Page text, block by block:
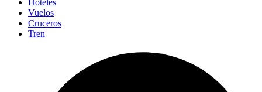
Hoteles
Vuelos
Cruceros
Tren